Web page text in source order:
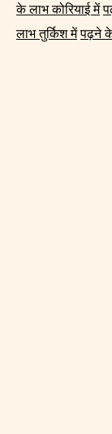
के लाभ कोरियाई में
लाभ तुर्किश में पढ़ने